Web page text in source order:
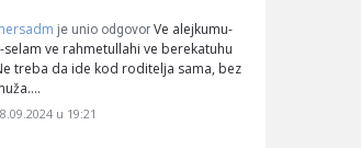
je unio odgovor Ve alejkumu-
selam ve rahmetullahi ve berekatuhu
treba da ide kod roditelja sama, bez
u 19:21